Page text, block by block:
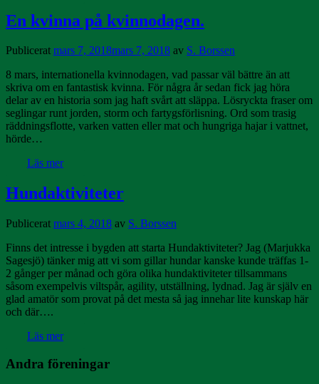
En kvinna på kvinnodagen.
Publicerat mars 7, 2018mars 7, 2018 av S. Borssen
8 mars, internationella kvinnodagen, vad passar väl bättre än att
skriva om en fantastisk kvinna. För några år sedan fick jag höra
delar av en historia som jag haft svårt att släppa. Lösryckta fraser om
seglingar runt jorden, storm och fartygsförlisning. Ord som trasig
räddningsflotte, varken vatten eller mat och hungriga hajar i vattnet,
hörde…
Läs mer
Hundaktiviteter
Publicerat mars 4, 2018 av S. Borssen
Finns det intresse i bygden att starta Hundaktiviteter? Jag (Marjukka
Sagesjö) tänker mig att vi som gillar hundar kanske kunde träffas 1-
2 gånger per månad och göra olika hundaktiviteter tillsammans
såsom exempelvis viltspår, agility, utställning, lydnad. Jag är själv en
glad amatör som provat på det mesta så jag innehar lite kunskap här
och där….
Läs mer
Andra föreningar